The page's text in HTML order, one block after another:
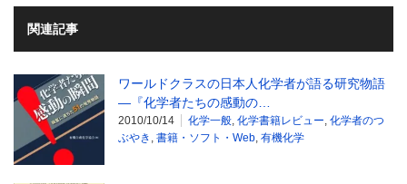
関連記事
ワールドクラスの日本人化学者が語る研究物語
―『化学者たちの感動の…
2010/10/14 化学一般, 化学書籍レビュー, 化学者のつ
ぶやき , 書籍・ソフト・Web, 有機化学